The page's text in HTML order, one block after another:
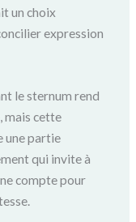
un choix
expression
le sternum rend
mais cette
une partie
qui invite à
compte pour